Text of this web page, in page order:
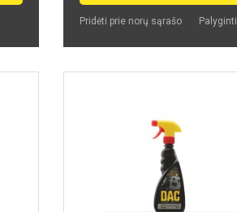
Pridėti prie norų sąrašo Palyginti